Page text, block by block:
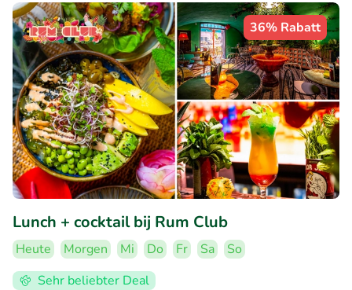
36% Rabatt
Lunch + cocktail bij Rum Club
Heute Morgen Mi Do Fr Sa
So
Sehr beliebter Deal